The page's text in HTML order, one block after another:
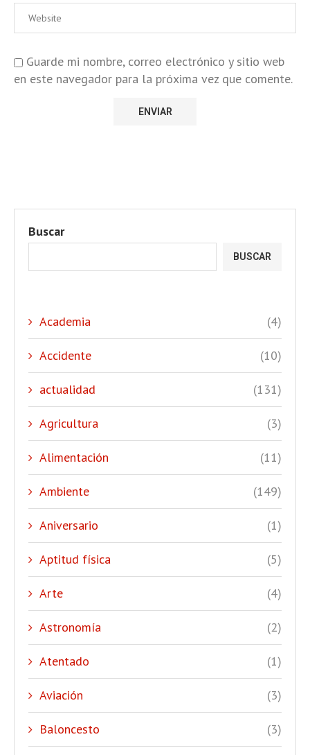
Guarde mi nombre, correo electrónico y sitio web
en este navegador para la próxima vez que comente.
Buscar
BUSCAR
Academia (4)
Accidente (10)
actualidad (131)
Agricultura (3)
Alimentación (11)
Ambiente (149)
Aniversario (1)
Aptitud física (5)
Arte (4)
Astronomía (2)
Atentado (1)
Aviación (3)
Baloncesto (3)